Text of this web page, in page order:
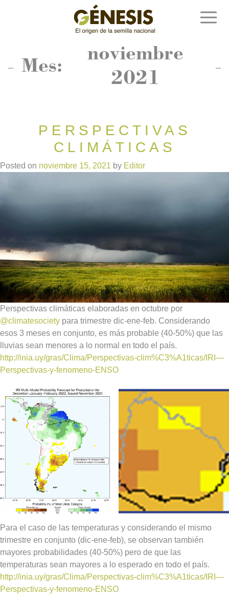
Mes:
noviembre
2021
PERSPECTIVAS
CLIMÁTICAS
Posted on noviembre 15, 2021 by Editor
Perspectivas climáticas elaboradas en octubre por
@climatesociety para trimestre dic-ene-feb. Considerando
esos 3 meses en conjunto, es más probable (40-50%) que las
lluvias sean menores a lo normal en todo el país.
http://inia.uy/gras/Clima/Perspectivas-clim%C3%A1ticas/IRI—
Perspectivas-y-fenomeno-ENSO
Para el caso de las temperaturas y considerando el mismo
trimestre en conjunto (dic-ene-feb), se observan también
mayores probabilidades (40-50%) pero de que las
temperaturas sean mayores a lo esperado en todo el país.
http://inia.uy/gras/Clima/Perspectivas-clim%C3%A1ticas/IRI—
Perspectivas-y-fenomeno-ENSO